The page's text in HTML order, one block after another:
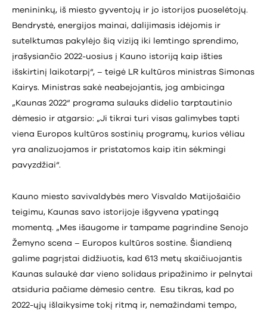
menininkų, iš miesto gyventojų ir jo istorijos puoselėtojų.
Bendrystė, energijos mainai, dalijimasis idėjomis ir
sutelktumas pakylėjo šią viziją iki lemtingo sprendimo,
įrašysiančio 2022-uosius į Kauno istoriją kaip išties
išskirtinį laikotarpį“, – teigė LR kultūros ministras Simonas
Kairys. Ministras sakė neabejojantis, jog ambicinga
„Kaunas 2022“ programa sulauks didelio tarptautinio
dėmesio ir atgarsio: „Ji tikrai turi visas galimybes tapti
viena Europos kultūros sostinių programų, kurios vėliau
yra analizuojamos ir pristatomos kaip itin sėkmingi
pavyzdžiai“.
Kauno miesto savivaldybės mero Visvaldo Matijošaičio
teigimu, Kaunas savo istorijoje išgyvena ypatingą
momentą. „Mes išaugome ir tampame pagrindine Senojo
Žemyno scena – Europos kultūros sostine. Šiandieną
galime pagrįstai didžiuotis, kad 613 metų skaičiuojantis
Kaunas sulaukė dar vieno solidaus pripažinimo ir pelnytai
atsiduria pačiame dėmesio centre. Esu tikras, kad po
2022-ųjų išlaikysime tokį ritmą ir, nemažindami tempo,